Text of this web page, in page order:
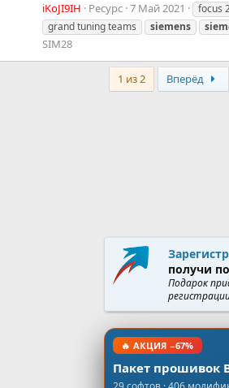
iKoJI9IH
Ресурс 7 Май 2021 focus
grand tuning teams
siemens
SIM28
1 из 2 Вперёд
получи
Подарок
🔥 АКЦИЯ −67%
Пакет прошивок